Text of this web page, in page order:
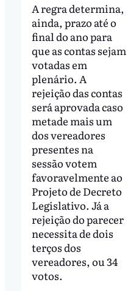
A regra determina,
ainda, prazo até o
final do ano para
que as contas sejam
votadas em
plenário. A
rejeição das contas
será aprovada caso
metade mais um
dos vereadores
presentes na
sessão votem
favoravelmente ao
Projeto de Decreto
Legislativo. Já a
rejeição do parecer
necessita de dois
terços dos
vereadores, ou 34
votos.